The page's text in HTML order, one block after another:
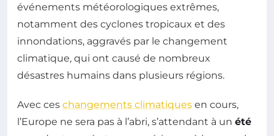
événements météorologiques extrêmes,
notamment des cyclones tropicaux et des
innondations, aggravés par le changement
climatique, qui ont causé de nombreux
désastres humains dans plusieurs régions.
Avec ces changements climatiques en cours,
l’Europe ne sera pas à l’abri, s’attendant à un été